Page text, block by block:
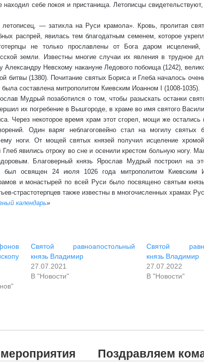
находил себе покоя и пристанища. Летописцы
— затихла на Руси крамола». Кровь, пролитая
распрей, явилась тем благодатным семенем, которое
не только прославлены от Бога даром
земли. Известны многие случаи их явления в трудное
Невскому накануне Ледового побоища (1242),
битвы (1380). Почитание святых Бориса и Глеба началось
составлена митрополитом Киевским Иоанном I (1008-1035).
Мудрый позаботился о том, чтобы разыскать останки
их погребение в Вышгороде, в храме во имя святого
Через некоторое время храм этот сгорел, мощи же остались
Один варяг неблагоговейно стал на могилу святых
ноги. От мощей святых князей получил исцеление
явились отроку во сне и осенили крестом больную ногу.
Благоверный князь Ярослав Мудрый построил на
был освящен 24 июля 1026 года митрополитом Киевским
и монастырей по всей Руси было посвящено святым
страстотерпцев также известны в многочисленных храмах
календарь»
Святой равноапостольный
князь Владимир
27.07.2021
В "Новости"
Святой
князь Владимир
27.07.2022
В "Новости"
Поздравляем